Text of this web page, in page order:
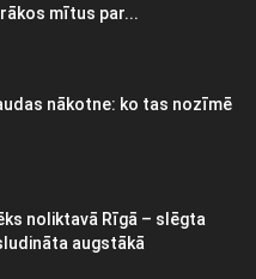
mītus par...
nākotne: ko tas nozīmē
noliktavā Rīgā – slēgta
augstākā